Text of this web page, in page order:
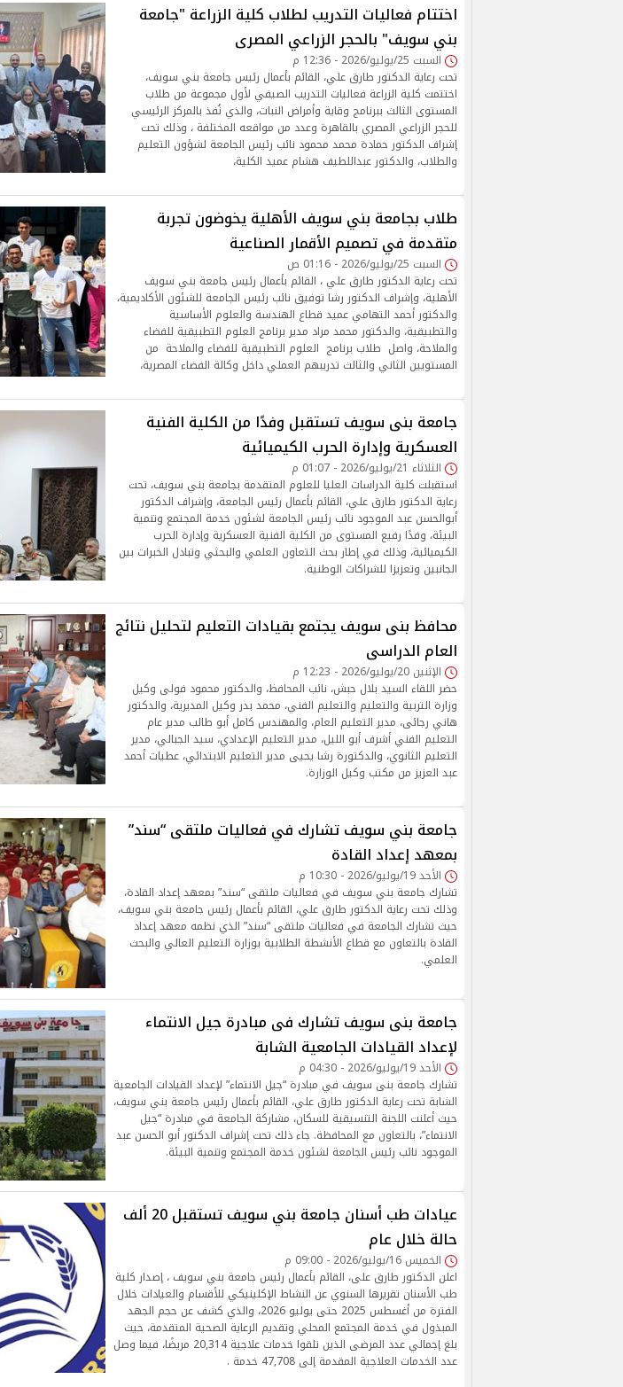
اختتام فعاليات التدريب لطلاب كلية الزراعة "جامعة
بني سويف" بالحجر الزراعي المصرى
السبت 25/يوليو/2026 - 12:36 م
تحت رعاية الدكتور طارق علي، القائم بأعمال رئيس جامعة بني سويف،
اختتمت كلية الزراعة فعاليات التدريب الصيفي لأول مجموعة من طلاب
المستوى الثالث ببرنامج وقاية وأمراض النبات، والذي نُفذ بالمركز الرئيسي
للحجر الزراعي المصري بالقاهرة وعدد من مواقعه المختلفة ، وذلك تحت
إشراف الدكتور حمادة محمد محمود نائب رئيس الجامعة لشؤون التعليم
والطلاب، والدكتور عبداللطيف هشام عميد الكلية،
طلاب بجامعة بني سويف الأهلية يخوضون تجربة
متقدمة في تصميم الأقمار الصناعية
السبت 25/يوليو/2026 - 01:16 ص
تحت رعاية الدكتور طارق علي ، القائم بأعمال رئيس جامعة بني سويف
الأهلية، وإشراف الدكتور رشا توفيق نائب رئيس الجامعة للشئون الأكاديمية،
والدكتور أحمد التهامي عميد قطاع الهندسة والعلوم الأساسية
والتطبيقية، والدكتور محمد مراد مدير برنامج العلوم التطبيقية للفضاء
والملاحة، واصل طلاب برنامج العلوم التطبيقية للفضاء والملاحة من
المستويين الثاني والثالث تدريبهم العملي داخل وكالة الفضاء المصرية،
جامعة بنى سويف تستقبل وفدًا من الكلية الفنية
العسكرية وإدارة الحرب الكيميائية
الثلاثاء 21/يوليو/2026 - 01:07 م
استقبلت كلية الدراسات العليا للعلوم المتقدمة بجامعة بني سويف، تحت
رعاية الدكتور طارق علي، القائم بأعمال رئيس الجامعة، وإشراف الدكتور
أبوالحسن عبد الموجود نائب رئيس الجامعة لشئون خدمة المجتمع وتنمية
البيئة، وفدًا رفيع المستوى من الكلية الفنية العسكرية وإدارة الحرب
الكيميائية، وذلك في إطار بحث التعاون العلمي والبحثي وتبادل الخبرات بين
الجانبين وتعزيزا للشراكات الوطنية.
محافظ بنى سويف يجتمع بقيادات التعليم لتحليل نتائج
العام الدراسى
الإثنين 20/يوليو/2026 - 12:23 م
حضر اللقاء السيد بلال حبش، نائب المحافظ، والدكتور محمود فولى وكيل
وزارة التربية والتعليم والتعليم الفني، محمد بدر وكيل المديرية، والدكتور
هاني رجائى، مدير التعليم العام، والمهندس كامل أبو طالب مدير عام
التعليم الفني أشرف أبو الليل، مدير التعليم الإعدادي، سيد الجبالي، مدير
التعليم الثانوي، والدكتورة رشا يحيى مدير التعليم الابتدائي، عطيات أحمد
عبد العزيز من مكتب وكيل الوزارة.
جامعة بني سويف تشارك في فعاليات ملتقى “سند”
بمعهد إعداد القادة
الأحد 19/يوليو/2026 - 10:30 م
تشارك جامعة بني سويف في فعاليات ملتقى “سند” بمعهد إعداد القادة،
وذلك تحت رعاية الدكتور طارق علي، القائم بأعمال رئيس جامعة بني سويف،
حيث تشارك الجامعة في فعاليات ملتقى “سند” الذي نظمه معهد إعداد
القادة بالتعاون مع قطاع الأنشطة الطلابية بوزارة التعليم العالي والبحث
العلمي.
جامعة بنى سويف تشارك فى مبادرة جيل الانتماء
لإعداد القيادات الجامعية الشابة
الأحد 19/يوليو/2026 - 04:30 م
تشارك جامعة بنى سويف في مبادرة “جيل الانتماء” لإعداد القيادات الجامعية
الشابة تحت رعاية الدكتور طارق علي، القائم بأعمال رئيس جامعة بني سويف،
حيث أعلنت اللجنة التنسيقية للسكان، مشاركة الجامعة في مبادرة “جيل
الانتماء”، بالتعاون مع المحافظة. جاء ذلك تحت إشراف الدكتور أبو الحسن عبد
الموجود نائب رئيس الجامعة لشئون خدمة المجتمع وتنمية البيئة.
عيادات طب أسنان جامعة بني سويف تستقبل 20 ألف
حالة خلال عام
الخميس 16/يوليو/2026 - 09:00 م
اعلن الدكتور طارق على، القائم بأعمال رئيس جامعة بني سويف ، إصدار كلية
طب الأسنان تقريرها السنوي عن النشاط الإكلينيكي للأقسام والعيادات خلال
الفترة من أغسطس 2025 حتى يوليو 2026، والذي كشف عن حجم الجهد
المبذول في خدمة المجتمع المحلي وتقديم الرعاية الصحية المتقدمة، حيث
بلغ إجمالي عدد المرضى الذين تلقوا خدمات علاجية 20,314 مريضًا، فيما وصل
عدد الخدمات العلاجية المقدمة إلى 47,708 خدمة .